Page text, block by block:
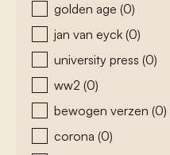
golden age (0)
jan van eyck (0)
university press (0)
ww2 (0)
bewogen verzen (0)
corona (0)